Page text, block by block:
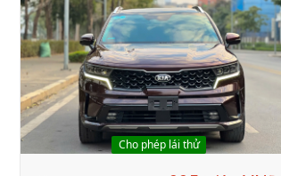
Cho phép lái thử